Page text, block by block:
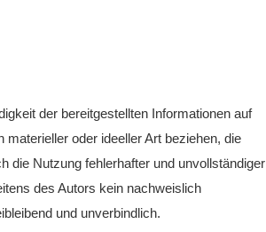
der bereitgestellten Informationen auf
materieller oder ideeller Art beziehen, die
die Nutzung fehlerhafter und unvollständiger
des Autors kein nachweislich
und unverbindlich.